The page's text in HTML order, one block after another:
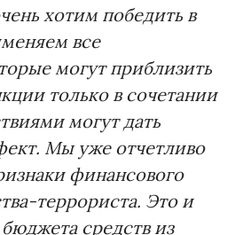
хотим победить в
все
могут приблизить
только в сочетании
могут дать
Мы уже отчетливо
финансового
террориста. Это и
средств из